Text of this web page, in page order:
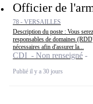
Officier de
78 - VERSAILLES
Description du poste : Vous
responsables de domaines
nécessaires afin d'assurer la...
CDI - Non renseigné
Publié il y a 30 jours